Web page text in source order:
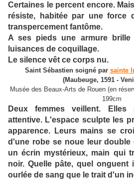
Certaines le percent encore.
résiste, habitée par une force
transpercement fantôme.
A ses pieds une armure brille
luisances de coquillage.
Le silence vêt ce corps nu.
Saint Sébastien soigné par sainte
(Maubeuge, 1591 -
Musée des Beaux-Arts de Rouen (en
199cm
Deux femmes veillent. Elles
attentive. L'espace sculpte les
apparence. Leurs mains se
d'une robe se noue leur double
un écrin mystérieux, main qui
noir. Quelle pâte, quel onguent
ourlée de sang que le trait d'un